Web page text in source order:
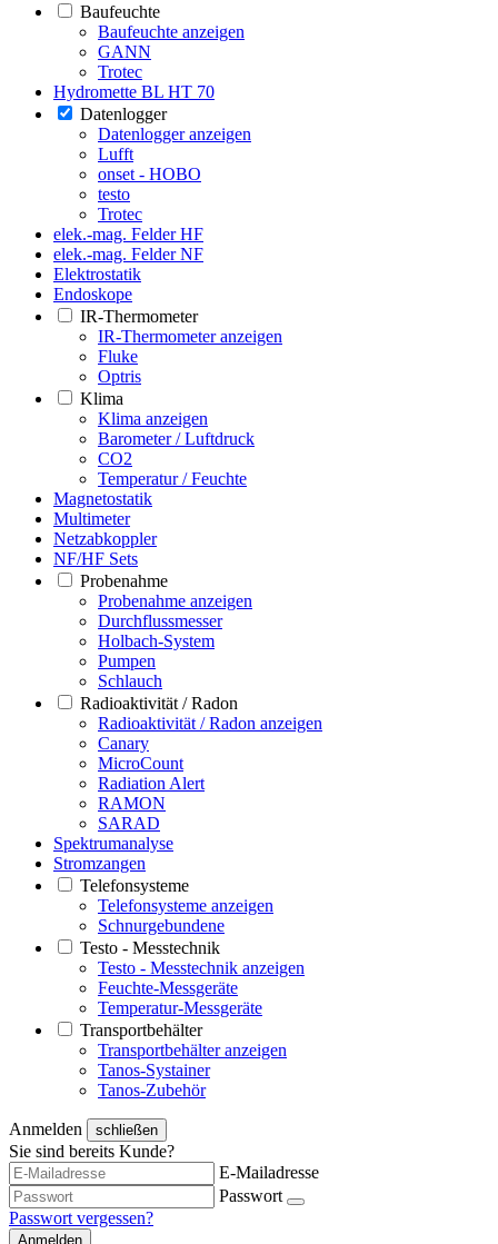
Baufeuchte
Baufeuchte anzeigen
GANN
Trotec
Hydromette BL HT 70
Datenlogger
Datenlogger anzeigen
Lufft
onset - HOBO
testo
Trotec
elek.-mag. Felder HF
elek.-mag. Felder NF
Elektrostatik
Endoskope
IR-Thermometer
IR-Thermometer anzeigen
Fluke
Optris
Klima
Klima anzeigen
Barometer / Luftdruck
CO2
Temperatur / Feuchte
Magnetostatik
Multimeter
Netzabkoppler
NF/HF Sets
Probenahme
Probenahme anzeigen
Durchflussmesser
Holbach-System
Pumpen
Schlauch
Radioaktivität / Radon
Radioaktivität / Radon anzeigen
Canary
MicroCount
Radiation Alert
RAMON
SARAD
Spektrumanalyse
Stromzangen
Telefonsysteme
Telefonsysteme anzeigen
Schnurgebundene
Testo - Messtechnik
Testo - Messtechnik anzeigen
Feuchte-Messgeräte
Temperatur-Messgeräte
Transportbehälter
Transportbehälter anzeigen
Tanos-Systainer
Tanos-Zubehör
Anmelden schließen
Sie sind bereits Kunde?
E-Mailadresse
Passwort
Passwort vergessen?
Anmelden